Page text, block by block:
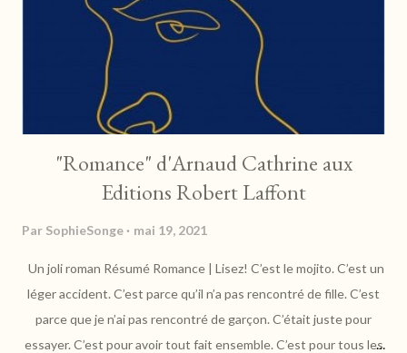
commence par une ambiance mystérieuse et mystique pour
nous mettre en condition. Et pui...
"Romance" d'Arnaud Cathrine aux
Editions Robert Laffont
Par SophieSonge mai 19, 2021
Un joli roman Résumé Romance | Lisez! C’est le mojito. C’est un
léger accident. C’est parce qu’il n’a pas rencontré de fille. C’est
parce que je n’ai pas rencontré de garçon. C’était juste pour
essayer. C’est pour avoir tout fait ensemble. C’est pour tous les